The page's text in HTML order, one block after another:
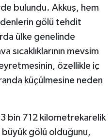
bulundu. Akkuş, hem
gölü tehdit
ülke genelinde
sıcaklıklarının mevsim
özellikle iç
küçülmesine neden
3 bin 712 kilometrekarelik
büyük gölü olduğunu,